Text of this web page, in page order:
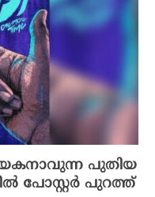
പുതിയ
പോസ്റ്റർ പുറത്ത്